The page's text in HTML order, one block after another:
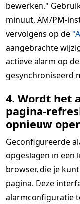
bewerken."
minuut, AM/PM-
vervolgens op de
aangebrachte
actieve alarm op
gesynchroniseerd
4. Wordt het
pagina-
opnieuw
Geconfigureerde
opgeslagen in een
browser, die je
pagina. Deze
alarmconfiguratie